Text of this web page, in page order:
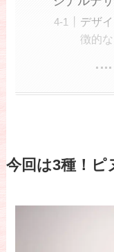
デザ
徴的
今回は3種！ピ